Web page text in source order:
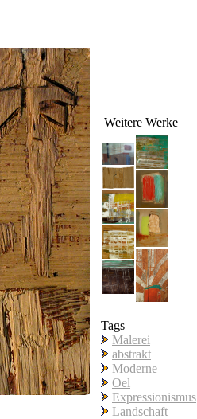
Weitere Werke
Tags
Malerei
abstrakt
Moderne
Oel
Expressionismus
Landschaft